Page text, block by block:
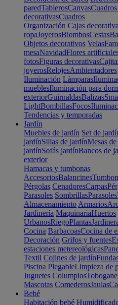
paredTablerosCanvas
decorativasCuadros
Organización Cajas
ropaJoyerosBiombosCestas
Objetos decorativos Velas
mesaNavidadFlores
fotosFiguras decorativas
joyerosRelojesAmbientadores
Iluminación Lámparas
mueblesIluminación para
exteriorGuirnaldasBalizas
LightBombillasFocos
Tendencias y temporadas
Jardín
Muebles de jardín Set de
jardínSillas de jardínMesas
jardínSofás jardínBancos de
exterior
Hamacas y tumbonas
AccesoriosBalancines
Pérgolas CenadoresCarpas
Parasoles SombrillasParasoles
Almacenamiento Armarios
Jardinería MaquinariaHuertos
UrbanosRiegoPlantas
Cocina BarbacoasCocina de
Decoración Grifos y fuentes
estaciones metereológicas
Textil Cojines de jardín
Piscina PlegableLimpieza de
Juguetes Columpios
Mascotas ComederosJaulas
Bebé
Habitación bebé